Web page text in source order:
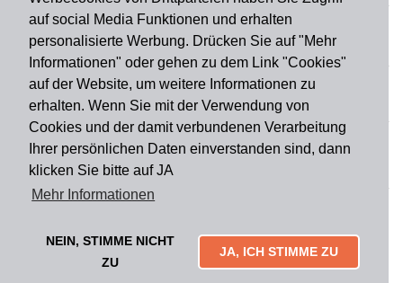
auf social Media Funktionen und erhalten
personalisierte Werbung. Drücken Sie auf "Mehr
Informationen" oder gehen zu dem Link "Cookies"
auf der Website, um weitere Informationen zu
erhalten. Wenn Sie mit der Verwendung von
Cookies und der damit verbundenen Verarbeitung
Ihrer persönlichen Daten einverstanden sind, dann
klicken Sie bitte auf JA
Mehr Informationen
NEIN, STIMME NICHT
ZU
JA, ICH STIMME ZU
Versandart
Du findest uns auch auf
Informationen
Impressum Widerruf
Mytailor croodles